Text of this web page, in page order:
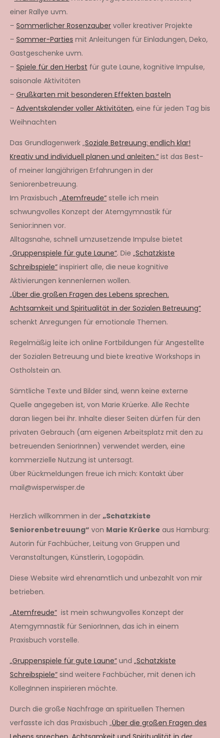
einer Rallye uvm.
– Sommerlicher Rosenzauber voller kreativer Projekte
– Sommer-Parties mit Anleitungen für Einladungen, Deko,
Gastgeschenke uvm.
– Spiele für den Herbst für gute Laune, kognitive Impulse,
saisonale Aktivitäten
– Grußkarten mit besonderen Effekten basteln
– Adventskalender voller Aktivitäten, eine für jeden Tag bis
Weihnachten
Das Grundlagenwerk „Soziale Betreuung: endlich klar!
Kreativ und individuell planen und anleiten.“ ist das Best-
of meiner langjährigen Erfahrungen in der
Seniorenbetreuung.
Im Praxisbuch „Atemfreude“ stelle ich mein
schwungvolles Konzept der Atemgymnastik für
Senior:innen vor.
Alltagsnahe, schnell umzusetzende Impulse bietet
„Gruppenspiele für gute Laune“. Die „Schatzkiste
Schreibspiele“ inspiriert alle, die neue kognitive
Aktivierungen kennenlernen wollen.
„Über die großen Fragen des Lebens sprechen.
Achtsamkeit und Spiritualität in der Sozialen Betreuung“
schenkt Anregungen für emotionale Themen.
Regelmäßig leite ich online Fortbildungen für Angestellte
der Sozialen Betreuung und biete kreative Workshops in
Ostholstein an.
Sämtliche Texte und Bilder sind, wenn keine externe
Quelle angegeben ist, von Marie Krüerke. Alle Rechte
daran liegen bei ihr. Inhalte dieser Seiten dürfen für den
privaten Gebrauch (am eigenen Arbeitsplatz mit den zu
betreuenden SeniorInnen) verwendet werden, eine
kommerzielle Nutzung ist untersagt.
Über Rückmeldungen freue ich mich: Kontakt über
mail@wisperwisper.de
Herzlich willkommen in der „Schatzkiste
Seniorenbetreuung“ von Marie Krüerke aus Hamburg:
Autorin für Fachbücher, Leitung von Gruppen und
Veranstaltungen, Künstlerin, Logopädin.
Diese Website wird ehrenamtlich und unbezahlt von mir
betrieben.
„Atemfreude“ ist mein schwungvolles Konzept der
Atemgymnastik für SeniorInnen, das ich in einem
Praxisbuch vorstelle.
„Gruppenspiele für gute Laune“ und „Schatzkiste
Schreibspiele“ sind weitere Fachbücher, mit denen ich
KollegInnen inspirieren möchte.
Durch die große Nachfrage an spirituellen Themen
verfasste ich das Praxisbuch „Über die großen Fragen des